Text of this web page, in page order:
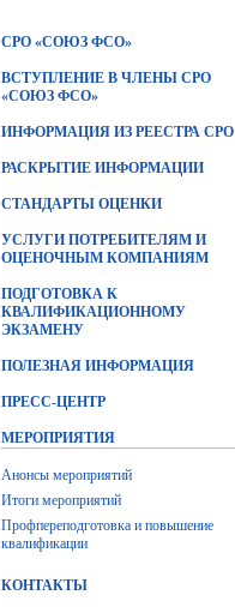
СРО «СОЮЗ ФСО»
ВСТУПЛЕНИЕ В ЧЛЕНЫ СРО
«СОЮЗ ФСО»
ИНФОРМАЦИЯ ИЗ РЕЕСТРА СРО
РАСКРЫТИЕ ИНФОРМАЦИИ
СТАНДАРТЫ ОЦЕНКИ
УСЛУГИ ПОТРЕБИТЕЛЯМ И
ОЦЕНОЧНЫМ КОМПАНИЯМ
ПОДГОТОВКА К
КВАЛИФИКАЦИОННОМУ
ЭКЗАМЕНУ
ПОЛЕЗНАЯ ИНФОРМАЦИЯ
ПРЕСС-ЦЕНТР
МЕРОПРИЯТИЯ
Анонсы мероприятий
Итоги мероприятий
Профпереподготовка и повышение
квалификации
КОНТАКТЫ